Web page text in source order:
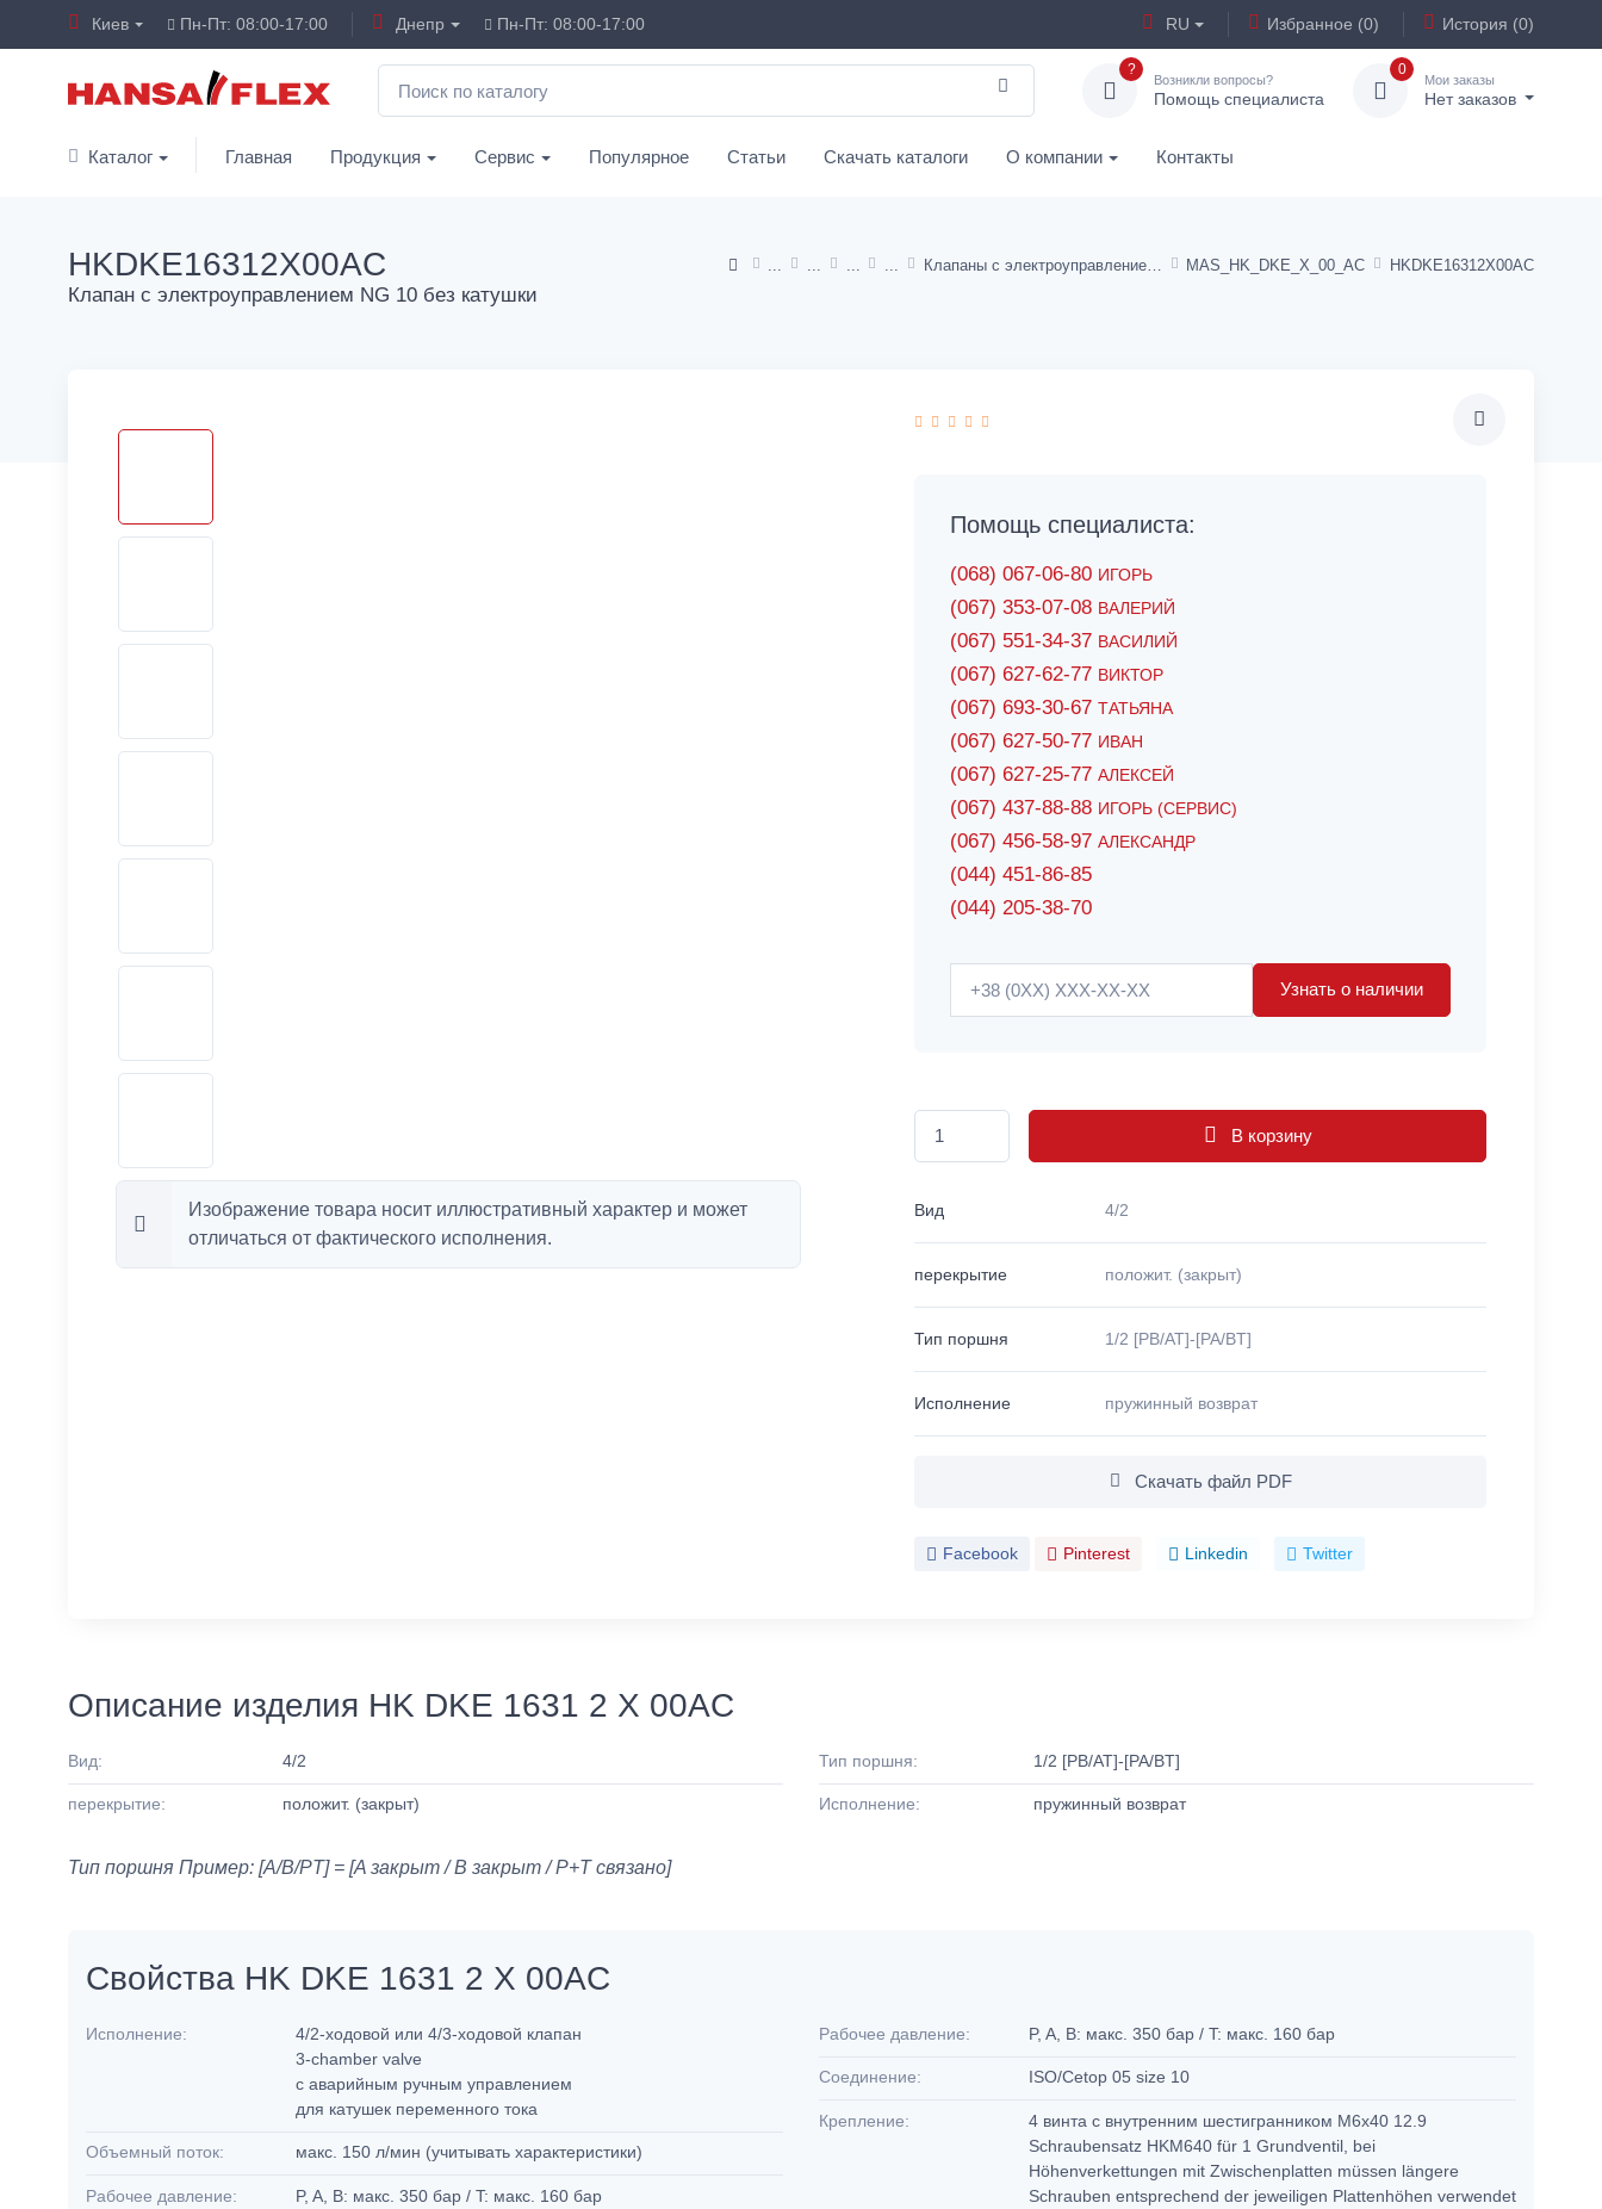
Киев Пн-Пт: 08:00-17:00 Днепр Пн-Пт: 08:00-17:00 RU Избранное (0) История (0)
?
Возникли вопросы?
Помощь специалиста
0
Мои заказы
Нет заказов
Каталог Главная Продукция Сервис Популярное Статьи Скачать каталоги О компании Контакты
Клапаны с электроуправлением NG10 тип DK MAS_HK_DKE_X_00_AC HKDKE16312X00AC
HKDKE16312X00AC
Клапан с электроуправлением NG 10 без катушки
Изображение товара носит иллюстративный характер и может
отличаться от фактического исполнения.
Помощь специалиста:
(068) 067-06-80 ИГОРЬ
(067) 353-07-08 ВАЛЕРИЙ
(067) 551-34-37 ВАСИЛИЙ
(067) 627-62-77 ВИКТОР
(067) 693-30-67 ТАТЬЯНА
(067) 627-50-77 ИВАН
(067) 627-25-77 АЛЕКСЕЙ
(067) 437-88-88 ИГОРЬ (СЕРВИС)
(067) 456-58-97 АЛЕКСАНДР
(044) 451-86-85
(044) 205-38-70
Узнать о наличии
В корзину
Вид 4/2
перекрытие положит. (закрыт)
Тип поршня 1/2 [PB/AT]-[PA/BT]
Исполнение пружинный возврат
Скачать файл PDF
Facebook Pinterest Linkedin Twitter
Описание изделия HK DKE 1631 2 X 00AC
Вид: 4/2
перекрытие: положит. (закрыт)
Тип поршня: 1/2 [PB/AT]-[PA/BT]
Исполнение: пружинный возврат
Тип поршня Пример: [A/B/PT] = [A закрыт / B закрыт / P+T связано]
Свойства HK DKE 1631 2 X 00AC
Исполнение:
4/2-ходовой или 4/3-ходовой клапан
3-chamber valve
с аварийным ручным управлением
для катушек переменного тока
Объемный поток: макс. 150 л/мин (учитывать характеристики)
Рабочее давление: P, A, B: макс. 350 бар / T: макс. 160 бар
Рабочее давление: P, A, B: макс. 350 бар / T: макс. 160 бар
Соединение: ISO/Cetop 05 size 10
Крепление:
4 винта с внутренним шестигранником М6х40 12.9
Schraubensatz HKM640 für 1 Grundventil, bei
Höhenverkettungen mit Zwischenplatten müssen längere
Schrauben entsprechend der jeweiligen Plattenhöhen verwendet